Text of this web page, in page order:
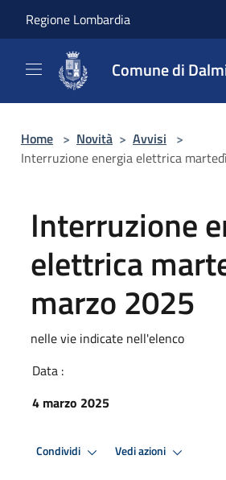
Regione Lombardia
Comune di
Home > Novità > Avvisi >
Interruzione energia elettrica
Interruzione
elettrica
marzo 2025
nelle vie indicate nell'elenco
Data :
4 marzo 2025
Condividi Vedi azioni